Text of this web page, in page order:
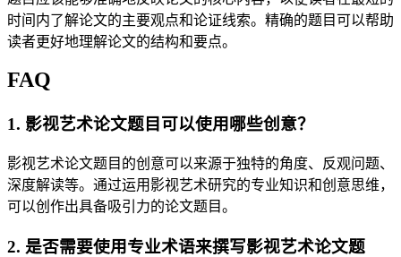
时间内了解论文的主要观点和论证线索。精确的题目可以帮助
读者更好地理解论文的结构和要点。
FAQ
1. 影视艺术论文题目可以使用哪些创意？
影视艺术论文题目的创意可以来源于独特的角度、反观问题、
深度解读等。通过运用影视艺术研究的专业知识和创意思维，
可以创作出具备吸引力的论文题目。
2. 是否需要使用专业术语来撰写影视艺术论文题